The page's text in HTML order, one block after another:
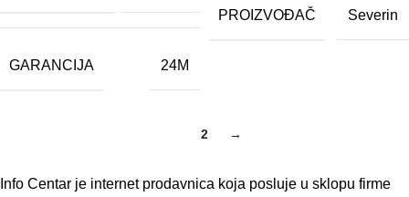
GARANCIJA 24M
PROIZVOĐAČ Severin
2 →
Info Centar je internet prodavnica koja posluje u sklopu firme